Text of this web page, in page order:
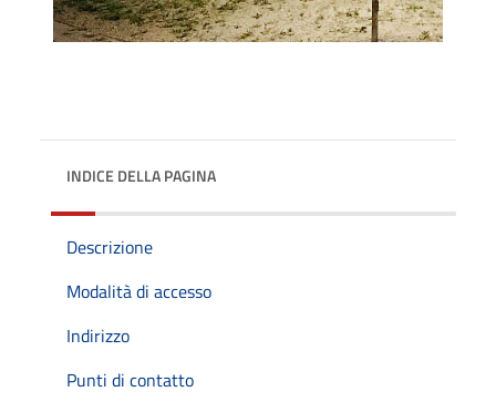
INDICE DELLA PAGINA
Descrizione
Modalità di accesso
Indirizzo
Punti di contatto